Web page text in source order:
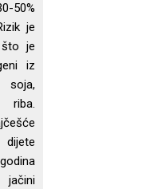
50%
je
je
iz
soja,